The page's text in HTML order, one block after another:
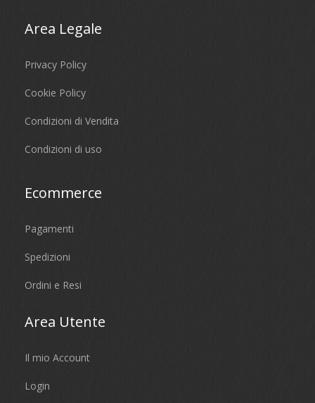
Area Legale
Privacy Policy
Cookie Policy
Condizioni di Vendita
Condizioni di uso
Ecommerce
Pagamenti
Spedizioni
Ordini e Resi
Area Utente
Il mio Account
Login